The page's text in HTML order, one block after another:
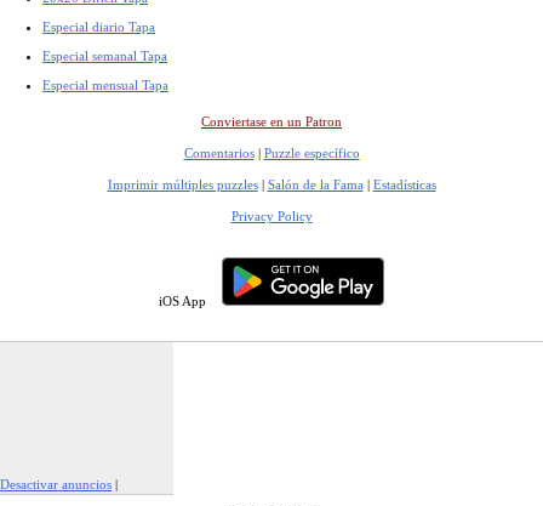
Especial diario Tapa
Especial semanal Tapa
Especial mensual Tapa
Conviertase en un Patron
Comentarios| Puzzle específico
Imprimir múltiples puzzles| Salón de la Fama | Estadísticas
Privacy Policy
iOS App
Desactivar anuncios |